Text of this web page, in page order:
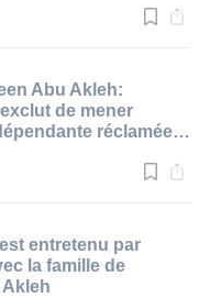
Abu Akleh:
de mener
réclamée
entretenu par
la famille de